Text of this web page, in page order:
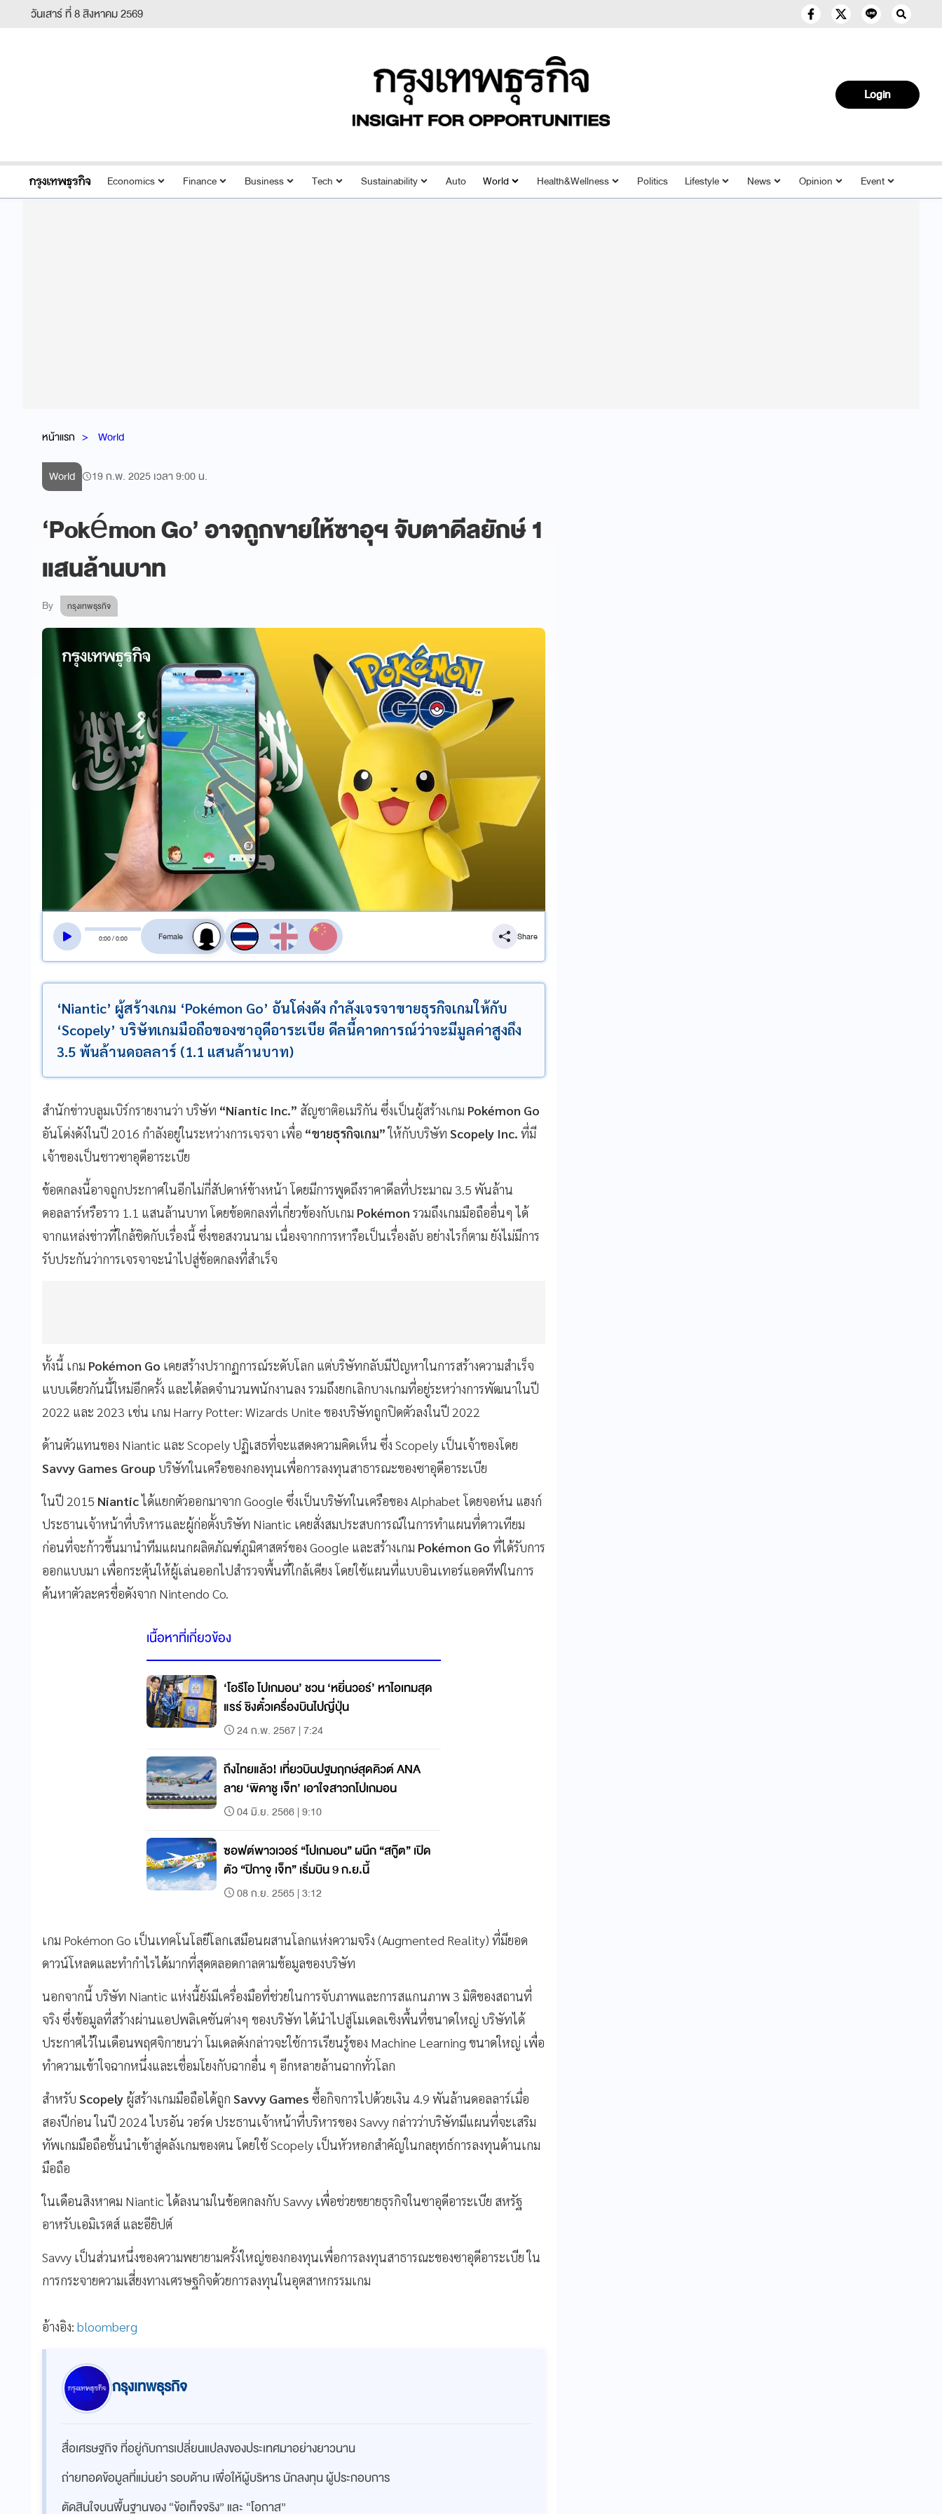
วันเสาร์ ที่ 8 สิงหาคม 2569
Login
Economics Finance Business Tech Sustainability Auto World Health&Wellness Politics Lifestyle News Opinion Event
หน้าแรก World
World 19 ก.พ. 2025 เวลา 9:00 น.
‘Pokémon Go’ อาจถูกขายให้ซาอุฯ จับตาดีลยักษ์ 1
แสนล้านบาท
By กรุงเทพธุรกิจ
0:00/0:00
สลับเสียงอ่าน
Share
‘Niantic’ ผู้สร้างเกม ‘Pokémon Go’ อันโด่งดัง กำลังเจรจาขายธุรกิจเกมให้กับ
‘Scopely’ บริษัทเกมมือถือของซาอุดีอาระเบีย ดีลนี้คาดการณ์ว่าจะมีมูลค่าสูงถึง
3.5 พันล้านดอลลาร์ (1.1 แสนล้านบาท)
สำนักข่าวบลูมเบิร์กรายงานว่า บริษัท “Niantic Inc.” สัญชาติอเมริกัน ซึ่งเป็นผู้สร้างเกม Pokémon Go
อันโด่งดังในปี 2016 กำลังอยู่ในระหว่างการเจรจา เพื่อ “ขายธุรกิจเกม”ให้กับบริษัท Scopely Inc. ที่มี
เจ้าของเป็นชาวซาอุดีอาระเบีย
ข้อตกลงนี้อาจถูกประกาศในอีกไม่กี่สัปดาห์ข้างหน้า โดยมีการพูดถึงราคาดีลที่ประมาณ 3.5 พันล้าน
ดอลลาร์หรือราว 1.1 แสนล้านบาท โดยข้อตกลงที่เกี่ยวข้องกับเกม Pokémon รวมถึงเกมมือถืออื่นๆ ได้
จากแหล่งข่าวที่ใกล้ชิดกับเรื่องนี้ ซึ่งขอสงวนนาม เนื่องจากการหารือเป็นเรื่องลับ อย่างไรก็ตาม ยังไม่มีการ
รับประกันว่าการเจรจาจะนำไปสู่ข้อตกลงที่สำเร็จ
ทั้งนี้ เกม Pokémon Go เคยสร้างปรากฏการณ์ระดับโลก แต่บริษัทกลับมีปัญหาในการสร้างความสำเร็จ
แบบเดียวกันนี้ใหม่อีกครั้ง และได้ลดจำนวนพนักงานลง รวมถึงยกเลิกบางเกมที่อยู่ระหว่างการพัฒนาในปี
2022 และ 2023 เช่น เกม Harry Potter: Wizards Unite ของบริษัทถูกปิดตัวลงในปี 2022
ด้านตัวแทนของ Niantic และ Scopely ปฏิเสธที่จะแสดงความคิดเห็น ซึ่ง Scopely เป็นเจ้าของโดย
Savvy Games Group บริษัทในเครือของกองทุนเพื่อการลงทุนสาธารณะของซาอุดีอาระเบีย
ในปี 2015 Nianticได้แยกตัวออกมาจาก Google ซึ่งเป็นบริษัทในเครือของ Alphabet โดยจอห์น แฮงก์
ประธานเจ้าหน้าที่บริหารและผู้ก่อตั้งบริษัท Niantic เคยสั่งสมประสบการณ์ในการทำแผนที่ดาวเทียม
ก่อนที่จะก้าวขึ้นมานำทีมแผนกผลิตภัณฑ์ภูมิศาสตร์ของ Google และสร้างเกม Pokémon Go ที่ได้รับการ
ออกแบบมา เพื่อกระตุ้นให้ผู้เล่นออกไปสำรวจพื้นที่ใกล้เคียง โดยใช้แผนที่แบบอินเทอร์แอคทีฟในการ
ค้นหาตัวละครชื่อดังจาก Nintendo Co.
เนื้อหาที่เกี่ยวข้อง
‘โอรีโอ โปเกมอน’ ชวน ‘หยิ่นวอร์’ หาไอเทมสุด
แรร์ ชิงตั๋วเครื่องบินไปญี่ปุ่น
24 ก.พ. 2567 | 7:24
ถึงไทยแล้ว! เที่ยวบินปฐมฤกษ์สุดคิวต์ ANA
ลาย ‘พิคาชู เจ็ท’ เอาใจสาวกโปเกมอน
04 มิ.ย. 2566 | 9:10
ซอฟต์พาวเวอร์ “โปเกมอน” ผนึก “สกู๊ต” เปิด
ตัว “ปิกาจู เจ็ท” เริ่มบิน 9 ก.ย.นี้
08 ก.ย. 2565 | 3:12
เกม Pokémon Go เป็นเทคโนโลยีโลกเสมือนผสานโลกแห่งความจริง (Augmented Reality) ที่มียอด
ดาวน์โหลดและทำกำไรได้มากที่สุดตลอดกาลตามข้อมูลของบริษัท
นอกจากนี้ บริษัท Niantic แห่งนี้ยังมีเครื่องมือที่ช่วยในการจับภาพและการสแกนภาพ 3 มิติของสถานที่
จริง ซึ่งข้อมูลที่สร้างผ่านแอปพลิเคชันต่างๆ ของบริษัท ได้นำไปสู่โมเดลเชิงพื้นที่ขนาดใหญ่ บริษัทได้
ประกาศไว้ในเดือนพฤศจิกายนว่า โมเดลดังกล่าวจะใช้การเรียนรู้ของ Machine Learning ขนาดใหญ่ เพื่อ
ทำความเข้าใจฉากหนึ่งและเชื่อมโยงกับฉากอื่น ๆ อีกหลายล้านฉากทั่วโลก
สำหรับ Scopely ผู้สร้างเกมมือถือได้ถูก Savvy Games ซื้อกิจการไปด้วยเงิน 4.9 พันล้านดอลลาร์เมื่อ
สองปีก่อน ในปี 2024 ไบรอัน วอร์ด ประธานเจ้าหน้าที่บริหารของ Savvy กล่าวว่าบริษัทมีแผนที่จะเสริม
ทัพเกมมือถือชั้นนำเข้าสู่คลังเกมของตน โดยใช้ Scopely เป็นหัวหอกสำคัญในกลยุทธ์การลงทุนด้านเกม
มือถือ
ในเดือนสิงหาคม Niantic ได้ลงนามในข้อตกลงกับ Savvy เพื่อช่วยขยายธุรกิจในซาอุดีอาระเบีย สหรัฐ
อาหรับเอมิเรตส์ และอียิปต์
Savvy เป็นส่วนหนึ่งของความพยายามครั้งใหญ่ของกองทุนเพื่อการลงทุนสาธารณะของซาอุดีอาระเบีย ใน
การกระจายความเสี่ยงทางเศรษฐกิจด้วยการลงทุนในอุตสาหกรรมเกม
อ้างอิง: bloomberg
กรุงเทพธุรกิจ
สื่อเศรษฐกิจ ที่อยู่กับการเปลี่ยนแปลงของประเทศมาอย่างยาวนาน
ถ่ายทอดข้อมูลที่แม่นยำ รอบด้าน เพื่อให้ผู้บริหาร นักลงทุน ผู้ประกอบการ
ตัดสินใจบนพื้นฐานของ “ข้อเท็จจริง” และ “โอกาส”